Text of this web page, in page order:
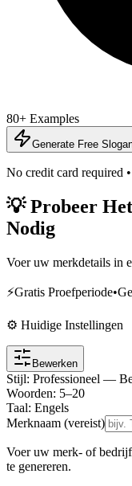
80+ Examples
Generate Free
No credit card required
💡 Probeer
Nodig
Voer uw merkdetails in
⚡Gratis Proefperiode•
⚙️ Huidige Instellingen
Bewerken
Stijl: Professioneel —
Woorden: 5–20
Taal: Engels
Merknaam (vereist)
Voer uw merk- of
te genereren.